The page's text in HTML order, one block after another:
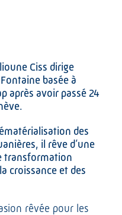
Ciss dirige
basée à
après avoir passé 24
des
il rêve d’une
transformation
croissance et des
rêvée pour les